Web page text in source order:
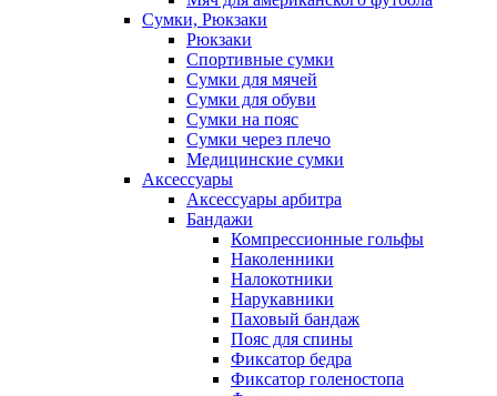
Сумки, Рюкзаки
Рюкзаки
Спортивные сумки
Сумки для мячей
Сумки для обуви
Сумки на пояс
Сумки через плечо
Медицинские сумки
Аксессуары
Аксессуары арбитра
Бандажи
Компрессионные гольфы
Наколенники
Налокотники
Нарукавники
Паховый бандаж
Пояс для спины
Фиксатор бедра
Фиксатор голеностопа